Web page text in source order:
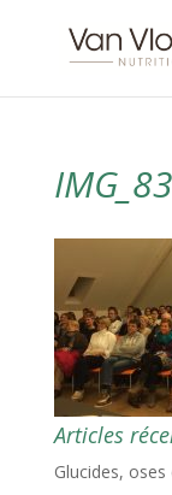
Articles
Glucides,